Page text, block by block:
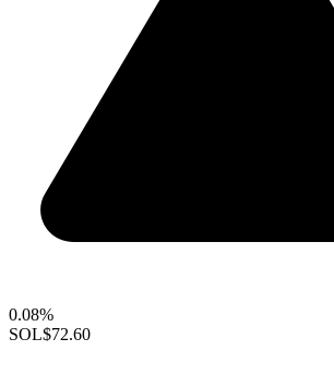
0.08%
SOL$72.60